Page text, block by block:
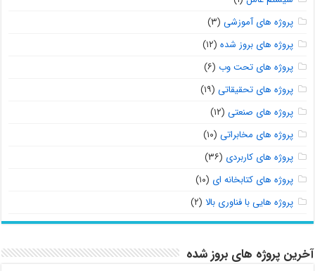
پروژه های آموزشی (۳)
پروژه های بروز شده (۱۲)
پروژه های تحت وب (۶)
پروژه های تحقیقاتی (۱۹)
پروژه های صنعتی (۱۲)
پروژه های مخابراتی (۱۰)
پروژه های کاربردی (۳۶)
پروژه های کتابخانه ای (۱۰)
پروژه هایی با فناوری بالا (۲)
آخرین پروژه های بروز شده